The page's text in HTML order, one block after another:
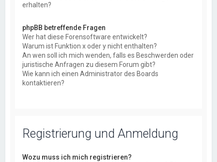
erhalten?
phpBB betreffende Fragen
Wer hat diese Forensoftware entwickelt?
Warum ist Funktion x oder y nicht enthalten?
An wen soll ich mich wenden, falls es Beschwerden oder
juristische Anfragen zu diesem Forum gibt?
Wie kann ich einen Administrator des Boards
kontaktieren?
Registrierung und Anmeldung
Wozu muss ich mich registrieren?